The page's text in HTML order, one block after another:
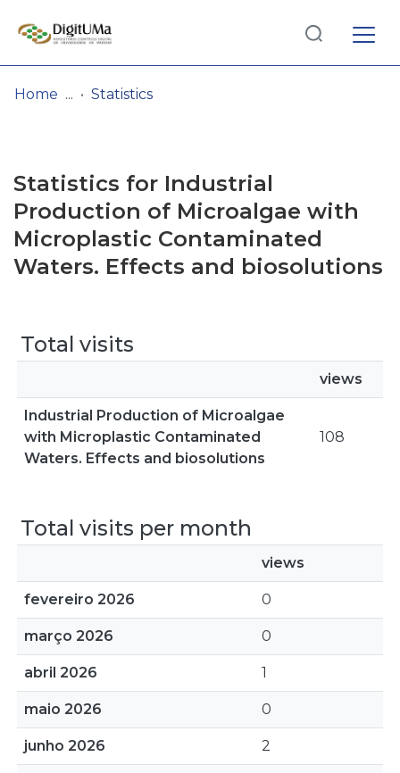
Browse repository
Entities
Log
In(current)
Home Statistics
Statistics for Industrial
Production of Microalgae with
Microplastic Contaminated
Waters. Effects and biosolutions
Total visits
views
Industrial Production of Microalgae
with Microplastic Contaminated
Waters. Effects and biosolutions
108
Total visits per month
views
fevereiro 2026 0
março 2026 0
abril 2026 1
maio 2026 0
junho 2026 2